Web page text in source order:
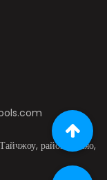
район Лучяо,